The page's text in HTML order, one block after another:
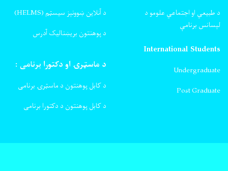
د طبیعي او اجتماعي علومو د
لېسانس برنامې
د آنلاین ښوونېز سیسټم (HELMS)
د پوهنتون بریښنالیک آدرس
International Students
Undergraduate
Post Graduate
د ماسټرۍ او دکتورا برنامی :
د کابل پوهنتون د ماسټرۍ برنامی
د کابل پوهنتون د دکتورا برنامی